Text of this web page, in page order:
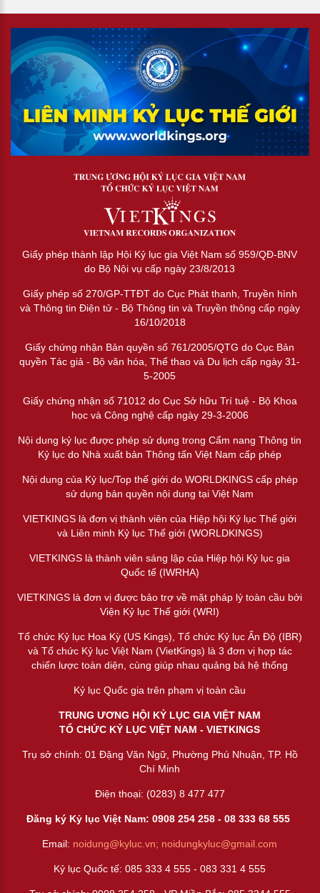
Giấy phép thành lập Hội Kỷ lục gia Việt Nam số 959/QĐ-BNV
do Bộ Nội vụ cấp ngày 23/8/2013
Giấy phép số 270/GP-TTĐT do Cục Phát thanh, Truyền hình
và Thông tin Điện tử - Bộ Thông tin và Truyền thông cấp ngày
16/10/2018
Giấy chứng nhận Bản quyền số 761/2005/QTG do Cục Bản
quyền Tác giả - Bộ văn hóa, Thể thao và Du lịch cấp ngày 31-
5-2005
Giấy chứng nhận số 71012 do Cục Sở hữu Trí tuệ - Bộ Khoa
học và Công nghệ cấp ngày 29-3-2006
Nội dung kỷ lục được phép sử dụng trong Cẩm nang Thông tin
Kỷ lục do Nhà xuất bản Thông tấn Việt Nam cấp phép
Nội dung của Kỷ lục/Top thế giới do WORLDKINGS cấp phép
sử dụng bản quyền nội dung tại Việt Nam
VIETKINGS là đơn vị thành viên của Hiệp hội Kỷ lục Thế giới
và Liên minh Kỷ lục Thế giới (WORLDKINGS)
VIETKINGS là thành viên sáng lập của Hiệp hội Kỷ lục gia
Quốc tế (IWRHA)
VIETKINGS là đơn vị được bảo trợ về mặt pháp lý toàn cầu bởi
Viện Kỷ lục Thế giới (WRI)
Tổ chức Kỷ lục Hoa Kỳ (US Kings), Tổ chức Kỷ lục Ấn Độ (IBR)
và Tổ chức Kỷ lục Việt Nam (VietKings) là 3 đơn vị hợp tác
chiến lược toàn diện, cùng giúp nhau quảng bá hệ thống
Kỷ lục Quốc gia trên phạm vị toàn cầu
TRUNG ƯƠNG HỘI KỶ LỤC GIA VIỆT NAM
TỔ CHỨC KỶ LỤC VIỆT NAM - VIETKINGS
Trụ sở chính: 01 Đặng Văn Ngữ, Phường Phú Nhuận, TP. Hồ
Chí Minh
Điện thoại: (0283) 8 477 477
Đăng ký Kỷ lục Việt Nam: 0908 254 258 -08 333 68 555
Email: noidung@kyluc.vn; noidungkyluc@gmail.com
Kỷ lục Quốc tế: 085 333 4 555 - 083 331 4 555